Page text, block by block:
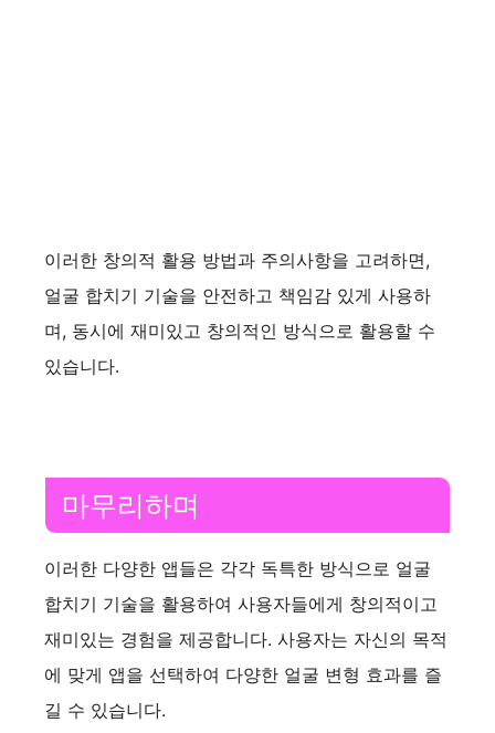
이러한 창의적 활용 방법과 주의사항을 고려하면,
얼굴 합치기 기술을 안전하고 책임감 있게 사용하
며, 동시에 재미있고 창의적인 방식으로 활용할 수
있습니다.
마무리하며
이러한 다양한 앱들은 각각 독특한 방식으로 얼굴
합치기 기술을 활용하여 사용자들에게 창의적이고
재미있는 경험을 제공합니다. 사용자는 자신의 목적
에 맞게 앱을 선택하여 다양한 얼굴 변형 효과를 즐
길 수 있습니다.